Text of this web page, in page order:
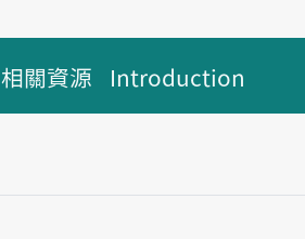
相關資源 Introduction